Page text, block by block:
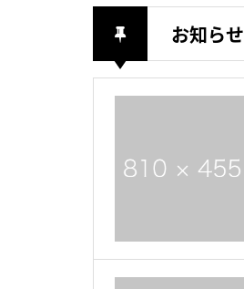
お知らせ